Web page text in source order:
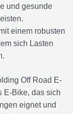
und gesunde
einem robusten
sich Lasten
Off Road E-
E-Bike, das sich
eignet und